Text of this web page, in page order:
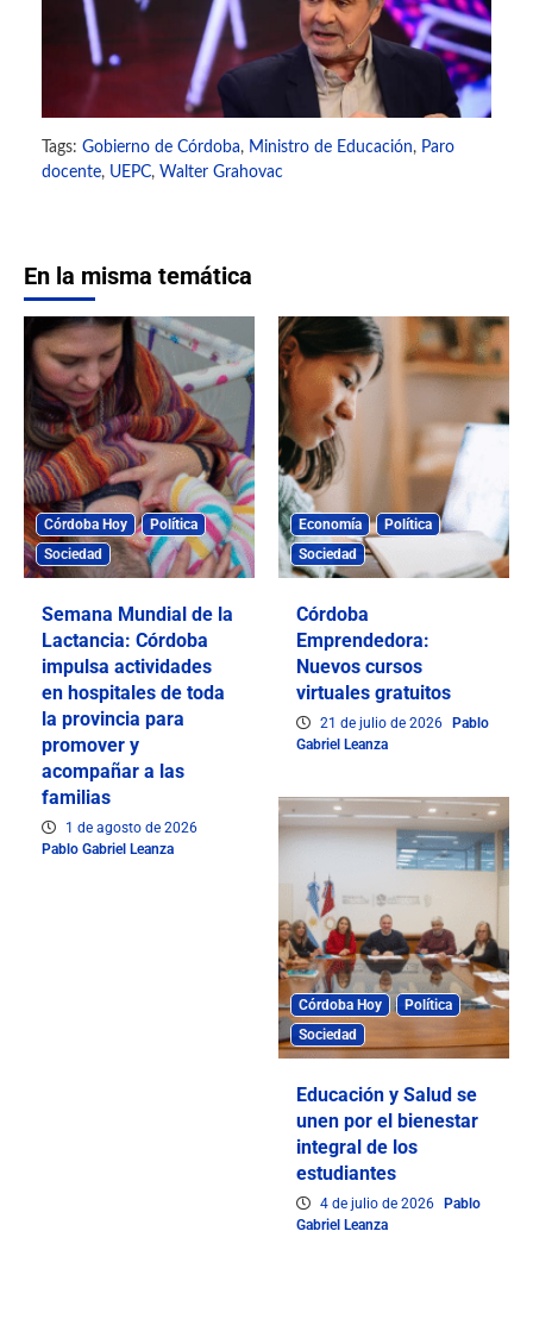
Tags: Gobierno de Córdoba, Ministro de Educación, Paro
docente, UEPC, Walter Grahovac
En la misma temática
Córdoba Hoy
Política
Sociedad
Semana Mundial de la
Lactancia: Córdoba
impulsa actividades
en hospitales de toda
la provincia para
promover y
acompañar a las
familias
1 de agosto de 2026
Pablo Gabriel Leanza
Economía
Política
Sociedad
Córdoba
Emprendedora:
Nuevos cursos
virtuales gratuitos
21 de julio de 2026
Pablo
Gabriel Leanza
Córdoba Hoy
Política
Sociedad
Educación y Salud se
unen por el bienestar
integral de los
estudiantes
4 de julio de 2026
Pablo
Gabriel Leanza